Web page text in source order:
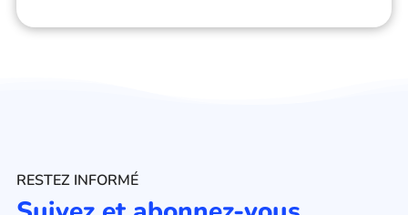
RESTEZ INFORMÉ